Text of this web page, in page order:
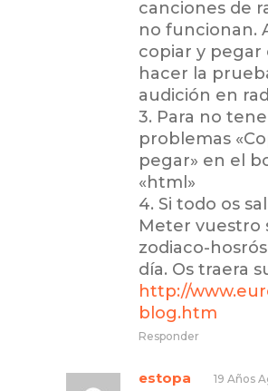
canciones de
no funcionan.
copiar y pegar
hacer la
audición en
3. Para no
problemas
pegar» en el
«html»
4. Si todo os
Meter vuestro
zodiaco-
día. Os traera
http://
blog.htm
Responder
estopa 19 Años